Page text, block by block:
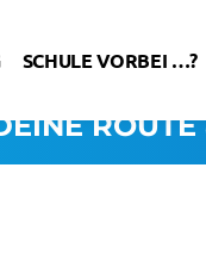
SCHULE VORBEI …?